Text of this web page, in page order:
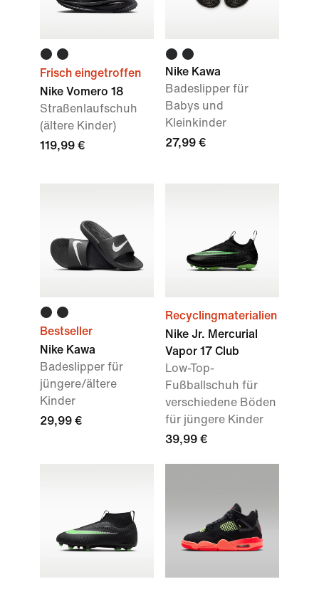
Frisch eingetroffen
Nike Vomero 18
Straßenlaufschuh
(ältere Kinder)
119,99 €
Nike Kawa
Badeslipper für
Babys und
Kleinkinder
27,99 €
Bestseller
Nike Kawa
Badeslipper für
jüngere/ältere
Kinder
29,99 €
Recyclingmaterialien
Nike Jr. Mercurial
Vapor 17 Club
Low-Top-
Fußballschuh für
verschiedene Böden
für jüngere Kinder
39,99 €